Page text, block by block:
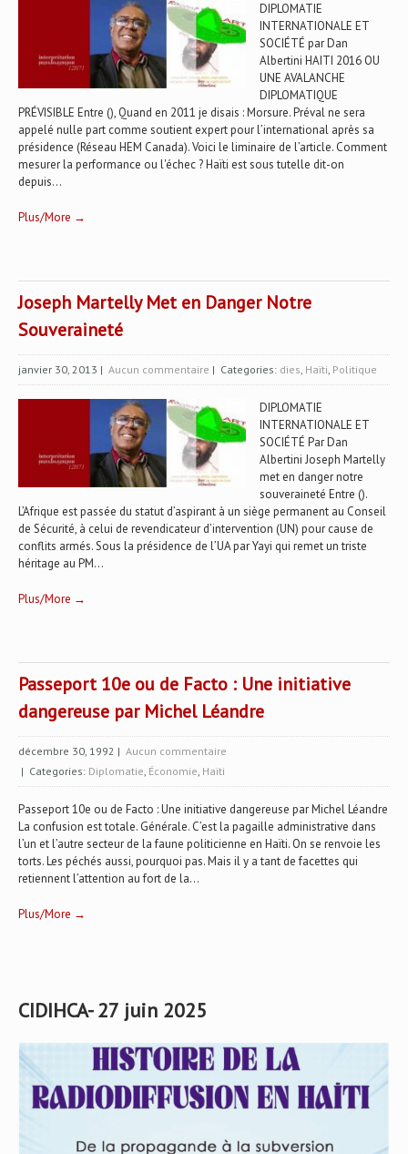
DIPLOMATIE
INTERNATIONALE ET
SOCIÉTÉ par Dan
Albertini HAITI 2016 OU
UNE AVALANCHE
DIPLOMATIQUE
PRÉVISIBLE Entre (), Quand en 2011 je disais : Morsure. Préval ne sera
appelé nulle part comme soutient expert pour l’international après sa
présidence (Réseau HEM Canada). Voici le liminaire de l’article. Comment
mesurer la performance ou l'échec ? Haïti est sous tutelle dit-on
depuis...
Plus/More →
Joseph Martelly Met en Danger Notre
Souveraineté
janvier 30, 2013 | Aucun commentaire | Categories: dies, Haïti, Politique
DIPLOMATIE
INTERNATIONALE ET
SOCIÉTÉ Par Dan
Albertini Joseph Martelly
met en danger notre
souveraineté Entre ().
L’Afrique est passée du statut d’aspirant à un siège permanent au Conseil
de Sécurité, à celui de revendicateur d’intervention (UN) pour cause de
conflits armés. Sous la présidence de l’UA par Yayi qui remet un triste
héritage au PM...
Plus/More →
Passeport 10e ou de Facto : Une initiative
dangereuse par Michel Léandre
décembre 30, 1992 | Aucun commentaire
| Categories: Diplomatie, Économie, Haïti
Passeport 10e ou de Facto : Une initiative dangereuse par Michel Léandre
La confusion est totale. Générale. C’est la pagaille administrative dans
l’un et l’autre secteur de la faune politicienne en Haïti. On se renvoie les
torts. Les péchés aussi, pourquoi pas. Mais il y a tant de facettes qui
retiennent l’attention au fort de la...
Plus/More →
CIDIHCA- 27 juin 2025